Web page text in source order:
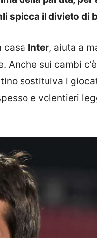
spicca il divieto di
casa Inter, aiuta a
sui cambi
sostituiva i
e volentieri